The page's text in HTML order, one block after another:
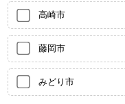
高崎市
藤岡市
みどり市